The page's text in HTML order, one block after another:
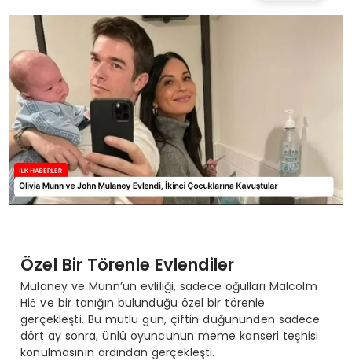
Özel Bir Törenle Evlendiler
Mulaney ve Munn’un evliliği, sadece oğulları Malcolm
Hiệ ve bir tanığın bulunduğu özel bir törenle
gerçekleşti. Bu mutlu gün, çiftin düğününden sadece
dört ay sonra, ünlü oyuncunun meme kanseri teşhisi
konulmasının ardından gerçekleşti.